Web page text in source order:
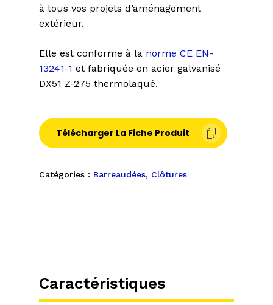
à tous vos projets d’aménagement
extérieur.
Elle est conforme à la norme CE EN-
13241-1 et fabriquée en acier galvanisé
DX51 Z-275 thermolaqué.
Télécharger La Fiche Produit
Catégories : Barreaudées, Clôtures
Caractéristiques